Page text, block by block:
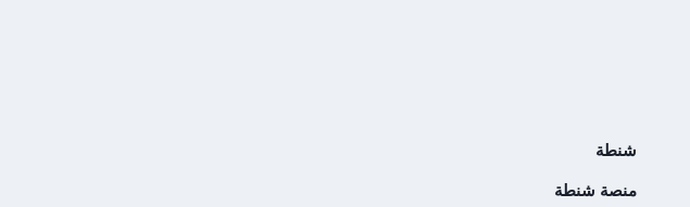
شنطة
منصة شنطة